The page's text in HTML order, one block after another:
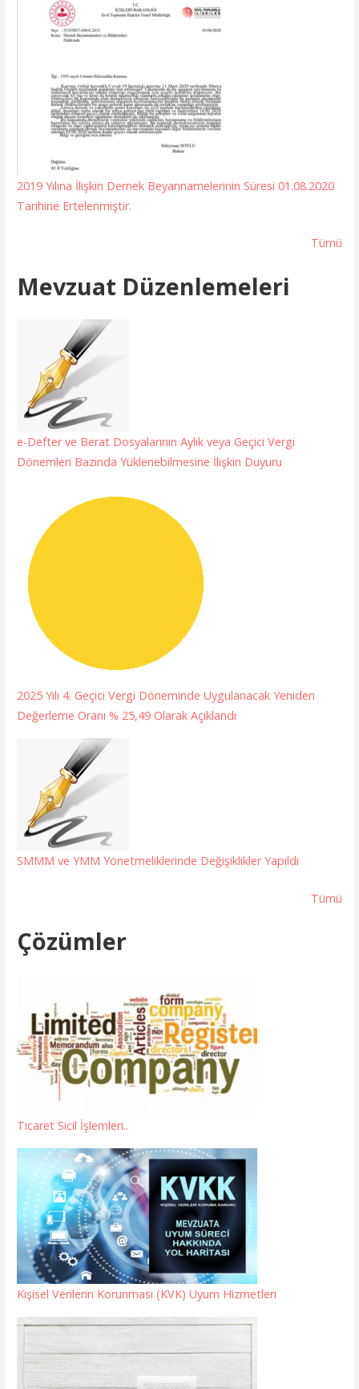
2019 Yılına İlişkin Dernek Beyannamelerinin Süresi 01.08.2020
Tarihine Ertelenmiştir.
Tümü
Mevzuat Düzenlemeleri
e-Defter ve Berat Dosyalarının Aylık veya Geçici Vergi
Dönemleri Bazında Yüklenebilmesine İlişkin Duyuru
2025 Yılı 4. Geçici Vergi Döneminde Uygulanacak Yeniden
Değerleme Oranı % 25,49 Olarak Açıklandı
SMMM ve YMM Yönetmeliklerinde Değişiklikler Yapıldı
Tümü
Çözümler
Ticaret Sicil İşlemleri..
Kişisel Verilerin Korunması (KVK) Uyum Hizmetleri